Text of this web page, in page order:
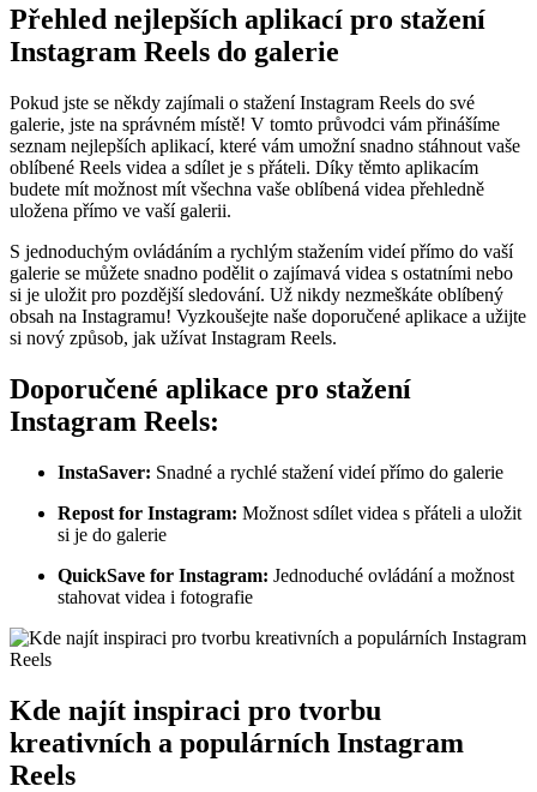
Přehled nejlepších aplikací pro stažení
Instagram Reels do galerie
Pokud jste se někdy zajímali o stažení Instagram Reels do své
galerie, jste na správném místě! V tomto průvodci vám přinášíme
seznam nejlepších aplikací, které vám umožní snadno stáhnout vaše
oblíbené Reels videa a sdílet je s přáteli. Díky těmto aplikacím
budete mít možnost mít všechna vaše oblíbená videa přehledně
uložena přímo ve vaší galerii.
S jednoduchým ovládáním a rychlým stažením videí přímo do vaší
galerie se můžete snadno podělit o zajímavá videa s ostatními nebo
si je uložit pro pozdější sledování. Už nikdy nezmeškáte oblíbený
obsah na Instagramu! Vyzkoušejte naše doporučené aplikace a užijte
si nový způsob, jak užívat Instagram Reels.
Doporučené aplikace pro stažení
Instagram Reels:
InstaSaver: Snadné a rychlé stažení videí přímo do galerie
Repost for Instagram: Možnost sdílet videa s přáteli a uložit
si je do galerie
QuickSave for Instagram: Jednoduché ovládání a možnost
stahovat videa i fotografie
Kde najít inspiraci pro tvorbu
kreativních a populárních Instagram
Reels